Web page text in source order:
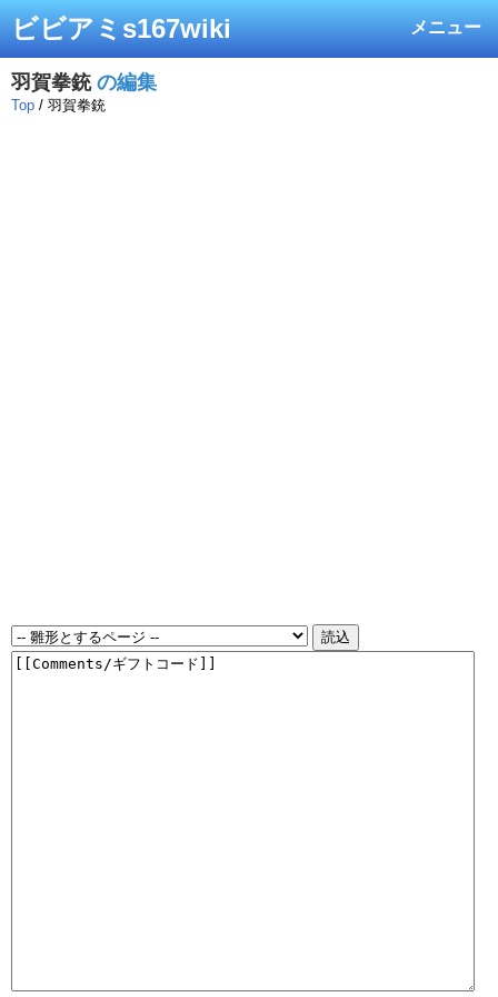
メニュー
ビビアミs167wiki
羽賀拳銃の編集
Top / 羽賀拳銃